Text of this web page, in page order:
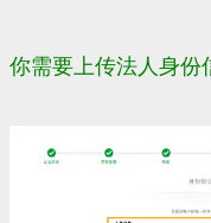
你需要上传法人身份